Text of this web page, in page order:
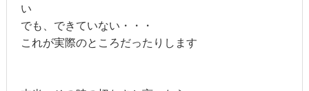
い
でも、できていない・・・
これが実際のところだったりします